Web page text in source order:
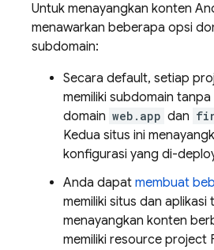
Untuk menayangkan konten
menawarkan beberapa opsi
subdomain:
Secara default, setiap
memiliki subdomain
domain web.app dan
Kedua situs ini
konfigurasi yang di-
Anda dapat membuat
memiliki situs dan aplikasi
menayangkan konten
memiliki resource project